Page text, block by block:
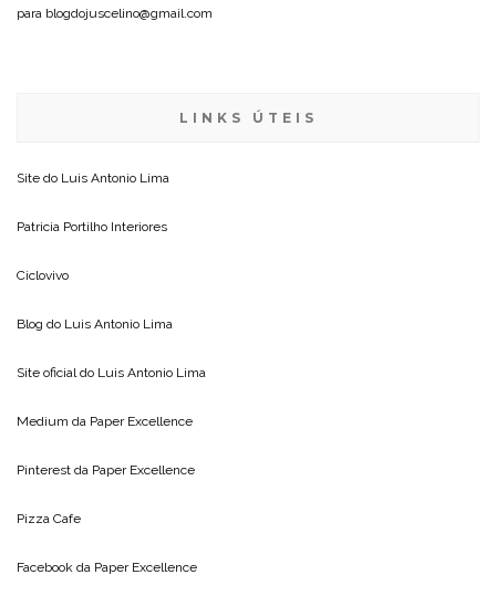
para blogdojuscelino@gmail.com
LINKS ÚTEIS
Site do Luis Antonio Lima
Patricia Portilho Interiores
Ciclovivo
Blog do Luis Antonio Lima
Site oficial do Luis Antonio Lima
Medium da Paper Excellence
Pinterest da Paper Excellence
Pizza Cafe
Facebook da Paper Excellence